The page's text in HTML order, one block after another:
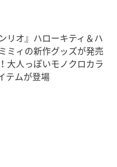
ンリオ』ハローキティ＆ハ
ミィの新作グッズが発売
大人っぽいモノクロカラ
テムが登場